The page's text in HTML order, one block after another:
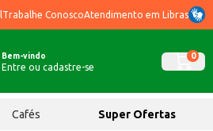
Trabalhe ConoscoAtendimento em Libras
Bem-vindo
Entre ou cadastre-se
0
Cafés Super Ofertas